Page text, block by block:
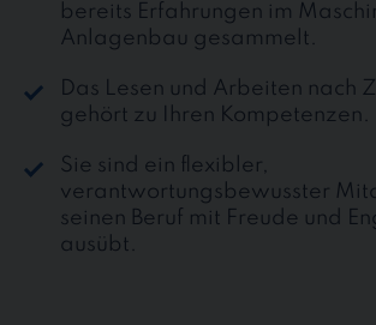
bereits Erfahrungen im
Anlagenbau gesammelt.
Das Lesen und Arbeiten nach
gehört zu Ihren Kompetenzen.
Sie sind ein flexibler,
verantwortungsbewusster
seinen Beruf mit Freude und
ausübt.